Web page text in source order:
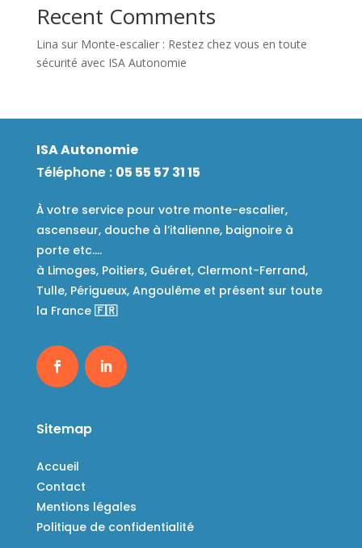
Recent Comments
Lina sur Monte-escalier : Restez chez vous en toute
sécurité avec ISA Autonomie
ISA Autonomie
Téléphone : 05 55 57 31 15
À votre service pour votre monte-escalier,
ascenseur, douche à l’italienne, baignoire à
porte etc….
à Limoges, Poitiers, Guéret, Clermont-Ferrand,
Tulle, Périgueux, Angoulême et présent sur toute
la France 🇫🇷
Sitemap
Accueil
Contact
Mentions légales
Politique de confidentialité